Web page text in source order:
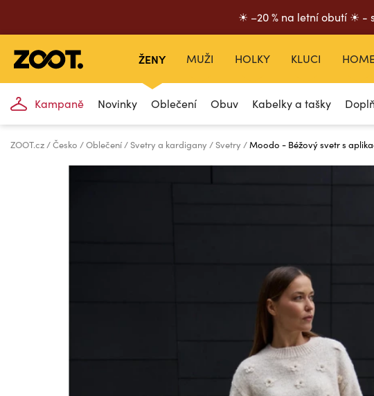
☀ –20 % na letní obutí ☀ -
ŽENY
Kampaně Novinky Oblečení Obuv Kabelky a tašky
MUŽI HOLKY KLUCI HOME
ZOOT.cz Česko Oblečení Svetry a kardigany Svetry Moodo - Béžový svetr s